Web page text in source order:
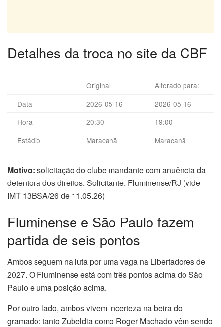
Detalhes da troca no site da CBF
Original
Alterado para:
Data
2026-05-16
2026-05-16
Hora
20:30
19:00
Estádio
Maracanã Maracanã
Motivo: solicitação do clube mandante com anuência da
detentora dos direitos. Solicitante: Fluminense/RJ (vide
IMT 13BSA/26 de 11.05.26)
Fluminense e São Paulo fazem
partida de seis pontos
Ambos seguem na luta por uma vaga na Libertadores de
2027. O Fluminense está com três pontos acima do São
Paulo e uma posição acima.
Por outro lado, ambos vivem incerteza na beira do
gramado: tanto Zubeldia como Roger Machado vêm sendo